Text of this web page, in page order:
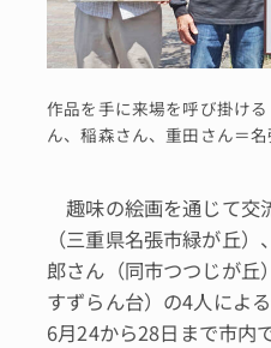
作品を手に来場を呼び掛け
ん、稲森さん、重田さん＝
趣味の絵画を通じて交
（三重県名張市緑が丘
郎さん（同市つつじが丘
すずらん台）の4人によ
6月24から28日まで市内